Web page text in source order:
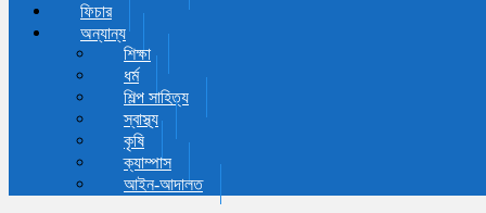
ফিচার
অন্যান্য
শিক্ষা
ধর্ম
শিল্প সাহিত্য
স্বাস্থ্য
কৃষি
ক্যাম্পাস
আইন-আদালত